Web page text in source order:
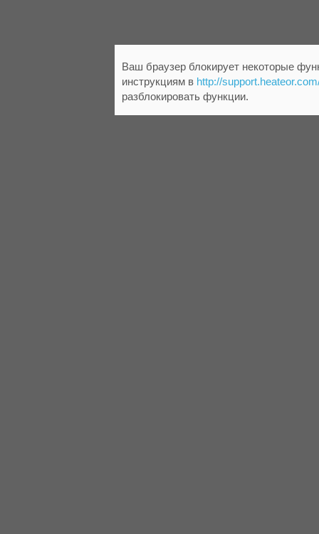
Ваш браузер блокирует некоторые
инструкциям в http://
разблокировать функции.